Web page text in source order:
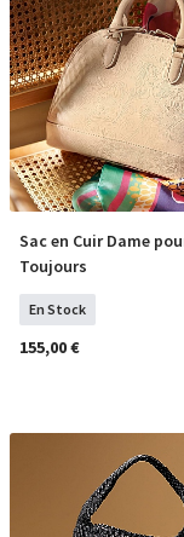
COMMANDER
Sac en Cuir Dame
Toujours
En Stock
155,00 €